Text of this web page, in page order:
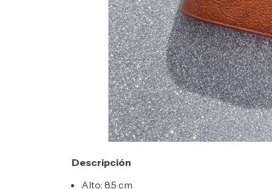
Descripción
Alto: 8,5 cm